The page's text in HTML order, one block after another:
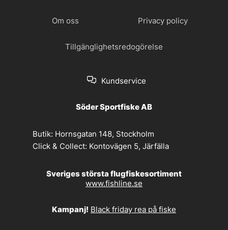
Om oss Privacy policy
Tillgänglighetsredogörelse
Kundservice
Söder Sportfiske AB
Butik: Hornsgatan 148, Stockholm
Click & Collect: Kontovägen 5, Järfälla
Sveriges största flugfiskesortiment
www.fishline.se
Kampanj! Black friday rea på fiske